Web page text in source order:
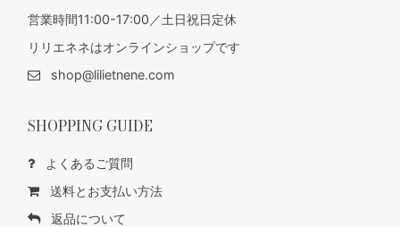
営業時間11:00-17:00／土日祝日定休
リリエネネはオンラインショップです
shop@lilietnene.com
SHOPPING GUIDE
よくあるご質問
送料とお支払い方法
返品について